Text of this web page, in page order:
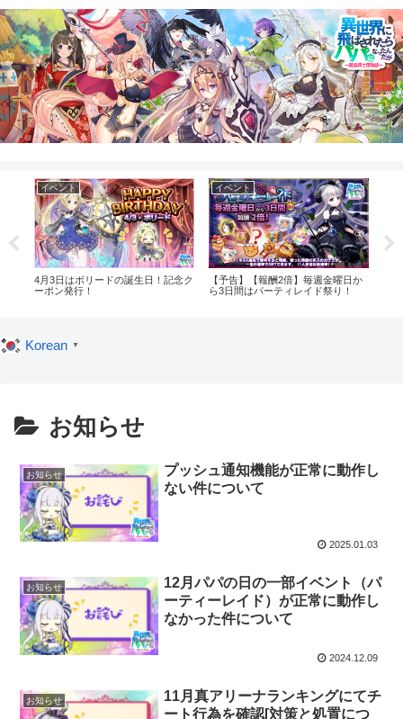
イベント
4月3日はボリードの誕生日！記念ク
ーポン発行！
イベント
【予告】【報酬2倍】毎週金曜日か
ら3日間はパーティレイド祭り！
Korean ▼
お知らせ
お知らせ
プッシュ通知機能が正常に動作し
ない件について
2025.01.03
お知らせ
12月パパの日の一部イベント（パ
ーティーレイド）が正常に動作し
なかった件について
2024.12.09
お知らせ
11月真アリーナランキングにてチ
ート行為を確認[対策と処置につ